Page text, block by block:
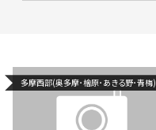
多摩西部(奥多摩･檜原･あきる野･青梅)